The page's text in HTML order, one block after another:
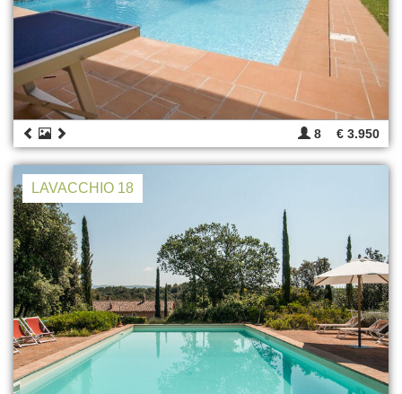
8 € 3.950
LAVACCHIO 18